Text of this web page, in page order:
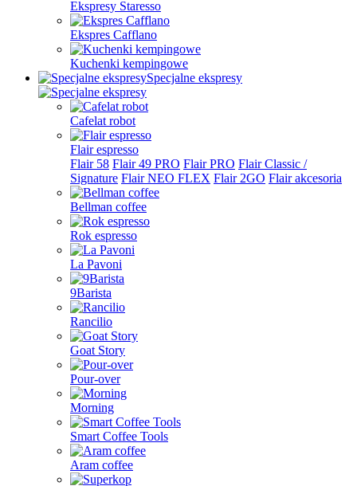
Ekspresy Staresso
Ekspres Cafflano
Kuchenki kempingowe
Specjalne ekspresy
Cafelat robot
Flair espresso
Flair 58 Flair 49 PRO Flair PRO Flair Classic /
Signature Flair NEO FLEX Flair 2GO Flair akcesoria
Bellman coffee
Rok espresso
La Pavoni
9Barista
Rancilio
Goat Story
Pour-over
Morning
Smart Coffee Tools
Aram coffee